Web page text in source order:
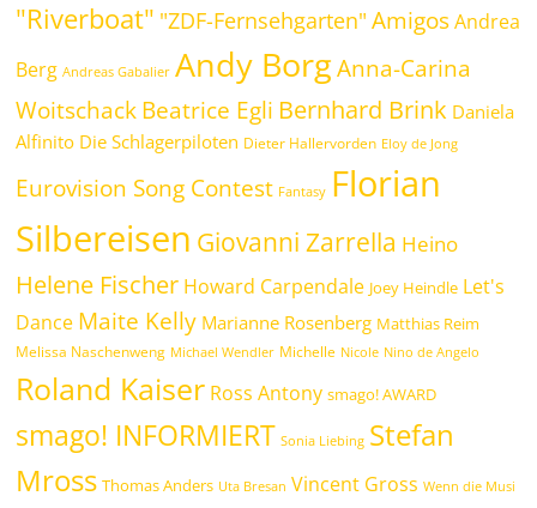
"Riverboat" "ZDF-Fernsehgarten" Amigos Andrea
Berg Andreas Gabalier Andy Borg Anna-Carina
WoitschackBeatrice Egli Bernhard Brink Daniela
Alfinito Die Schlagerpiloten Dieter Hallervorden Eloy de Jong
Eurovision Song Contest Fantasy Florian
Silbereisen Giovanni Zarrella Heino
Helene Fischer Howard Carpendale Joey Heindle Let's
Dance Maite Kelly Marianne Rosenberg Matthias Reim
Melissa Naschenweng Michael Wendler Michelle Nicole Nino de Angelo
Roland Kaiser Ross Antony smago! AWARD
smago! INFORMIERT Sonia Liebing Stefan
Mross Thomas Anders Uta Bresan Vincent Gross Wenn die Musi